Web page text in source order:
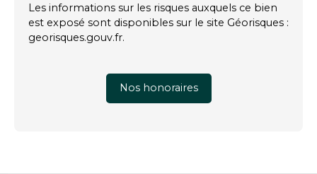
Les informations sur les risques auxquels ce bien
est exposé sont disponibles sur le site Géorisques :
georisques.gouv.fr.
Nos honoraires